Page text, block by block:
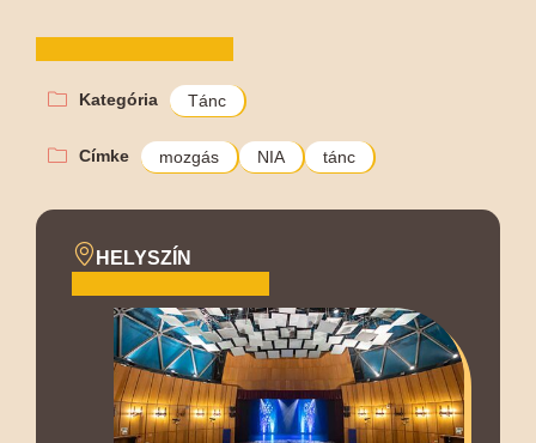
Kategória Tánc
Címke mozgás NIA tánc
HELYSZÍN